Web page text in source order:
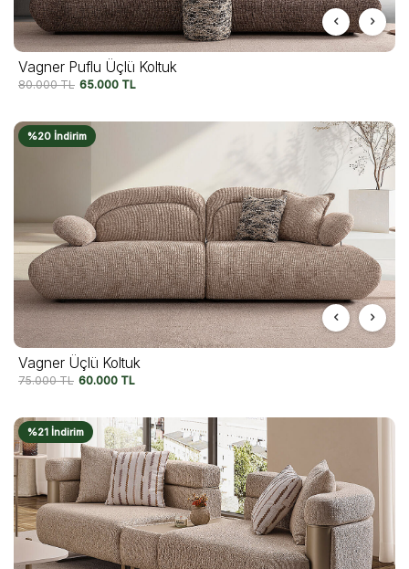
Vagner Puflu Üçlü Koltuk
80.000TL 65.000 TL
%20 İndirim
Vagner Üçlü Koltuk
75.000TL 60.000 TL
%21 İndirim